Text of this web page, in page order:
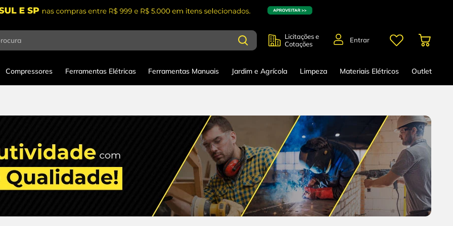
Licitações e
Cotações
Entrar
Compressores Ferramentas Elétricas Ferramentas Manuais Jardim e Agrícola Limpeza Materiais Elétricos Outlet